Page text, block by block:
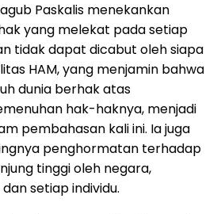
Paskalis menekankan
yang melekat pada setiap
tidak dapat dicabut oleh siapa
HAM, yang menjamin bahwa
dunia berhak atas
hak-haknya, menjadi
pembahasan kali ini. Ia juga
penghormatan terhadap
tinggi oleh negara,
setiap individu.